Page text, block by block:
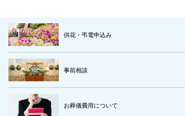
供花・弔電申込み
事前相談
お葬儀費用について